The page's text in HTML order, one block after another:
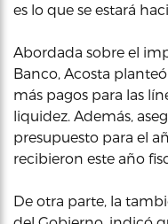
es lo que se estará
Abordada sobre el
Banco, Acosta
más pagos para las
liquidez. Además,
presupuesto para el
recibieron este año
De otra parte, la